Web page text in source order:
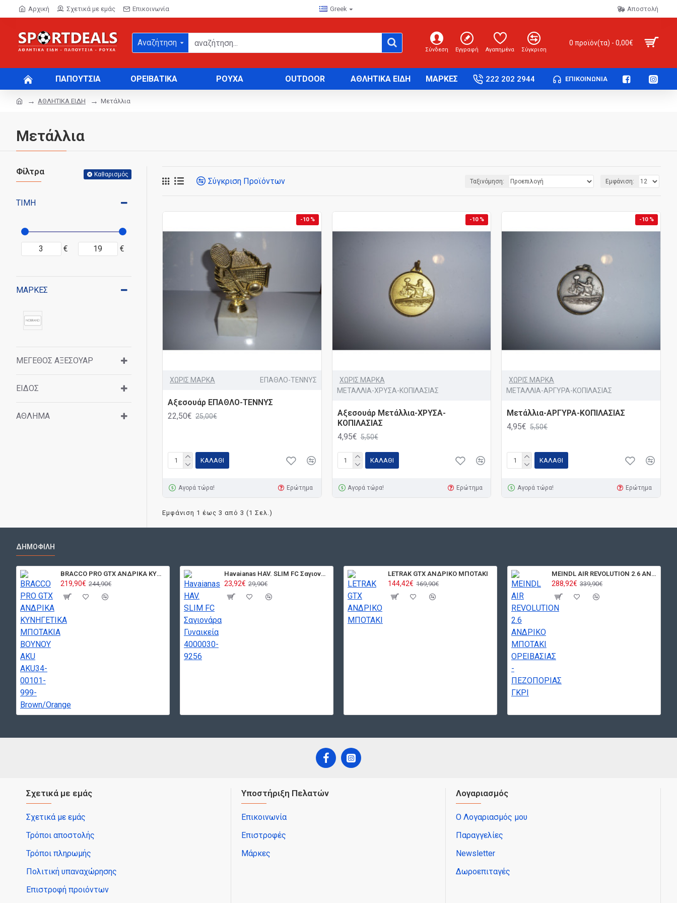
Αρχική Σχετικά με εμάς Επικοινωνία Greek Αποστολή
Αναζήτηση
Σύνδεση Εγγραφή Αγαπημένα Σύγκριση
0 προϊόν(τα) - 0,00€
ΠΑΠΟΥΤΣΙΑ ΟΡΕΙΒΑΤΙΚΑ ΡΟΥΧΑ OUTDOOR ΑΘΛΗΤΙΚΑ ΕΙΔΗ ΜΑΡΚΕΣ 222 202 2944 ΕΠΙΚΟΙΝΩΝΊΑ
ΑΘΛΗΤΙΚΑ ΕΙΔΗ Μετάλλια
Μετάλλια
Φίλτρα Καθαρισμός
ΤΙΜΉ
€ €
ΜΆΡΚΕΣ
ΜΈΓΕΘΟΣ ΑΞΕΣΟΥΆΡ
ΕΊΔΟΣ
ΆΘΛΗΜΑ
Σύγκριση Προϊόντων Ταξινόμηση: Εμφάνιση:
-10 %
ΧΩΡΙΣ ΜΑΡΚΑ ΕΠΑΘΛΟ-ΤΕΝΝΥΣ
Αξεσουάρ ΕΠΑΘΛΟ-ΤΕΝΝΥΣ
22,50€ 25,00€
ΚΑΛΆΘΙ
Αγορά τώρα! Ερώτημα
-10 %
ΧΩΡΙΣ ΜΑΡΚΑ
ΜΕΤΑΛΛΙΑ-ΧΡΥΣΑ-ΚΟΠΙΛΑΣΙΑΣ
Αξεσουάρ Μετάλλια-ΧΡΥΣΑ-
ΚΟΠΙΛΑΣΙΑΣ
4,95€ 5,50€
ΚΑΛΆΘΙ
Αγορά τώρα! Ερώτημα
-10 %
ΧΩΡΙΣ ΜΑΡΚΑ
ΜΕΤΑΛΛΙΑ-ΑΡΓΥΡΑ-ΚΟΠΙΛΑΣΙΑΣ
Μετάλλια-ΑΡΓΥΡΑ-ΚΟΠΙΛΑΣΙΑΣ
4,95€ 5,50€
ΚΑΛΆΘΙ
Αγορά τώρα! Ερώτημα
Εμφάνιση 1 έως 3 από 3 (1 Σελ.)
ΔΗΜΟΦΙΛΉ
BRACCO PRO GTX ΑΝΔΡΙΚΑ ΚΥΝΗΓΕΤΙΚΑ ΜΠΟΤΑΚΙΑ ΒΟΥΝΟΥ AKU AKU34-00101-999-Brown/Orange
219,90€ 244,90€
Havaianas HAV. SLIM FC Σαγιονάρα Γυναικεία 4000030-9256
23,92€ 29,90€
LETRAK GTX ΑΝΔΡΙΚΟ ΜΠΟΤΑΚΙ
144,42€ 169,90€
MEINDL AIR REVOLUTION 2.6 ΑΝΔΡΙΚΟ ΜΠΟΤΑΚΙ ΟΡΕΙΒΑΣΙΑΣ - ΠΕΖΟΠΟΡΙΑΣ ΓΚΡΙ
288,92€ 339,90€
Σχετικά με εμάς
Σχετικά με εμάς
Τρόποι αποστολής
Τρόποι πληρωμής
Πολιτική υπαναχώρησης
Επιστροφή προιόντων
Υποστήριξη Πελατών
Επικοινωνία
Επιστροφές
Μάρκες
Λογαριασμός
Ο Λογαριασμός μου
Παραγγελίες
Newsletter
Δωροεπιταγές